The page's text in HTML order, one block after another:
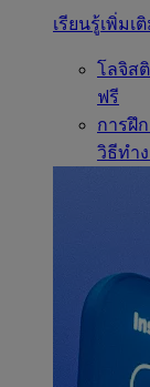
เรียนรู้เพิ่มเ
โลจิส
ฟรี
การฝึ
วิธีทำ